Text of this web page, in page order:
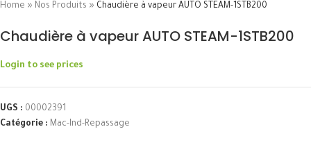
Home » Nos Produits » Chaudière à vapeur AUTO STEAM-1STB200
Chaudière à vapeur AUTO STEAM-1STB200
Login to see prices
UGS : 00002391
Catégorie : Mac-Ind-Repassage